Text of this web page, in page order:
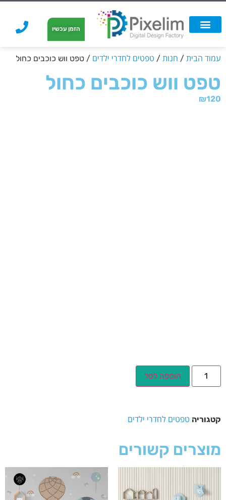
הזמן עכשיו
עמוד הבית / חנות / טפטים לחדרי ילדים / טפט ווש כוכבים כחול
טפט ווש כוכבים כחול
₪120
הוספה לסל
קטגוריה טפטים לחדרי ילדים
מוצרים קשורים